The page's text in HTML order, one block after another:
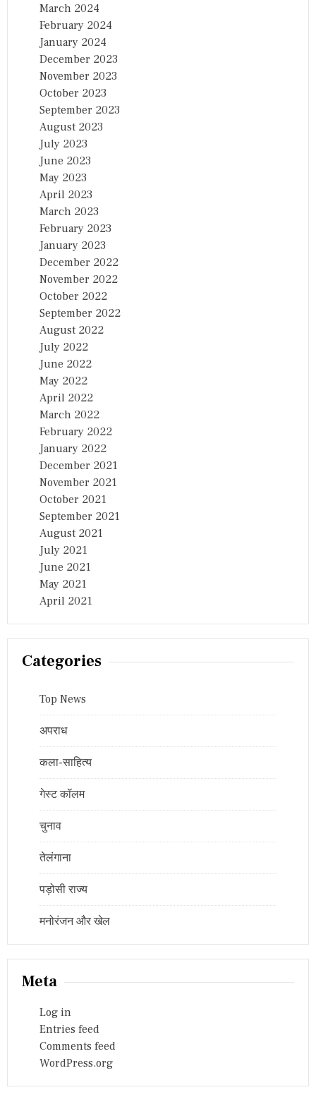
March 2024
February 2024
January 2024
December 2023
November 2023
October 2023
September 2023
August 2023
July 2023
June 2023
May 2023
April 2023
March 2023
February 2023
January 2023
December 2022
November 2022
October 2022
September 2022
August 2022
July 2022
June 2022
May 2022
April 2022
March 2022
February 2022
January 2022
December 2021
November 2021
October 2021
September 2021
August 2021
July 2021
June 2021
May 2021
April 2021
Categories
Top News
अपराध
कला-साहित्य
गेस्ट कॉलम
चुनाव
तेलंगाना
पड़ोसी राज्य
मनोरंजन और खेल
Meta
Log in
Entries feed
Comments feed
WordPress.org